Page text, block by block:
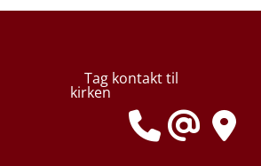
Tag kontakt til
kirken